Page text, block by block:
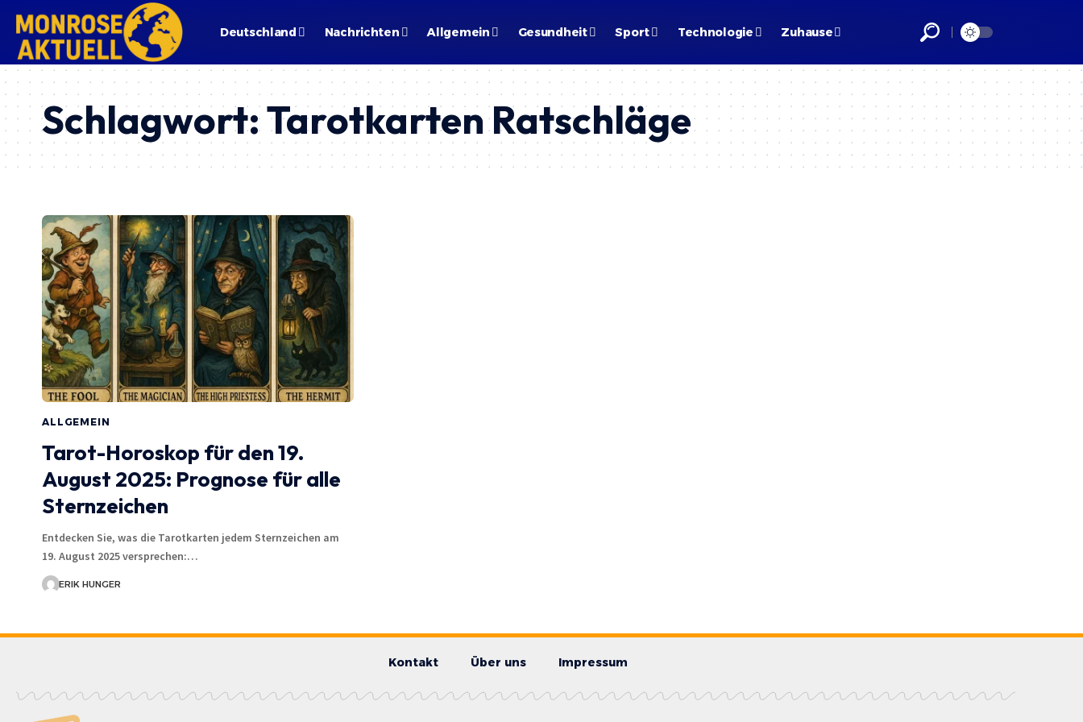
Deutschland Nachrichten Allgemein Gesundheit Sport Technologie Zuhause
Schlagwort:Tarotkarten Ratschläge
ALLGEMEIN
Tarot-Horoskop für den 19.
August 2025: Prognose für alle
Sternzeichen
Entdecken Sie, was die Tarotkarten jedem Sternzeichen am
19. August 2025 versprechen:…
ERIK HUNGER
Kontakt Über uns Impressum